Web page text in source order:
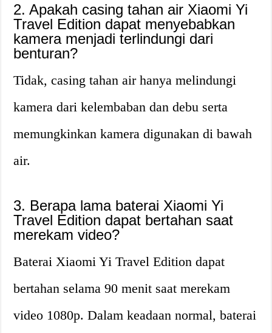
2. Apakah casing tahan air Xiaomi Yi
Travel Edition dapat menyebabkan
kamera menjadi terlindungi dari
benturan?
Tidak, casing tahan air hanya melindungi
kamera dari kelembaban dan debu serta
memungkinkan kamera digunakan di bawah
air.
3. Berapa lama baterai Xiaomi Yi
Travel Edition dapat bertahan saat
merekam video?
Baterai Xiaomi Yi Travel Edition dapat
bertahan selama 90 menit saat merekam
video 1080p. Dalam keadaan normal, baterai